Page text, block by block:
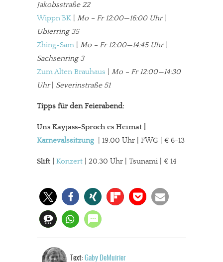
Jakobsstraße 22
Wippn’BK
Mo – Fr 12:00—16:00 Uhr|
Ubierring 35
Zhing-Sam
Mo – Fr 12:00—14:45 Uhr|
Sachsenring 3
Zum Alten Brauhaus
Mo – Fr 12:00—14:30
Uhr| Severinstraße 51
Tipps für den Feierabend:
Uns Kayjass-Sproch es Heimat
Karnevalssitzung
| 19.00 Uhr | FWG | € 6-13
Slift | Konzert | 20.30 Uhr | Tsunami | € 14
Text: Gaby DeMuirier